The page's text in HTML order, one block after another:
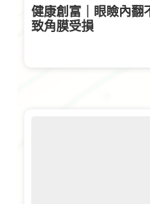
健康創富｜眼瞼內
致角膜受損